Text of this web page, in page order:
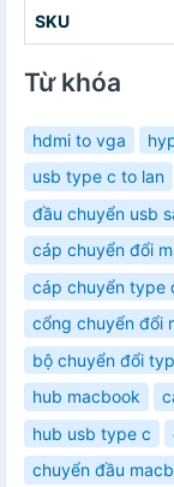
SKU
Từ khóa
hdmi to vga
usb type c to lan
đầu chuyển usb
cáp chuyển đổi
cáp chuyển type
cổng chuyển đổi
bộ chuyển đổi
hub macbook
hub usb type c
chuyển đầu